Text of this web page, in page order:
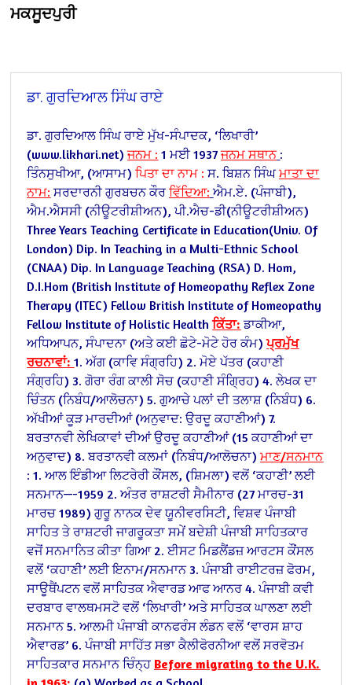
ਮਕਸੂਦਪੁਰੀ
ਡਾ. ਗੁਰਦਿਆਲ ਸਿੰਘ ਰਾਏ
ਡਾ. ਗੁਰਦਿਆਲ ਸਿੰਘ ਰਾਏ ਮੁੱਖ-ਸੰਪਾਦਕ, ‘ਲਿਖਾਰੀ’
(www.likhari.net) ਜਨਮ : 1 ਮਈ 1937 ਜਨਮ ਸਥਾਨ :
ਤਿੰਨਸੁਖੀਆ, (ਆਸਾਮ) ਪਿਤਾ ਦਾ ਨਾਮ : ਸ. ਬਿਸ਼ਨ ਸਿੰਘ ਮਾਤਾ ਦਾ
ਨਾਮ: ਸਰਦਾਰਨੀ ਗੁਰਬਚਨ ਕੌਰ ਵਿੱਦਿਆ: ਐਮ.ਏ. (ਪੰਜਾਬੀ),
ਐਮ.ਐਸਸੀ (ਨੀਊਟਰੀਸ਼ੀਅਨ), ਪੀ.ਐਚ-ਡੀ(ਨੀਊਟਰੀਸ਼ੀਅਨ)
Three Years Teaching Certificate in Education(Univ. Of
London) Dip. In Teaching in a Multi-Ethnic School
(CNAA) Dip. In Language Teaching (RSA) D. Hom,
D.I.Hom (British Institute of Homeopathy Reflex Zone
Therapy (ITEC) Fellow British Institute of Homeopathy
Fellow Institute of Holistic Health ਕਿੱਤਾ: ਡਾਕੀਆ,
ਅਧਿਆਪਨ, ਸੰਪਾਦਨਾ (ਅਤੇ ਕਈ ਛੋਟੇ-ਮੋਟੇ ਹੋਰ ਕੰਮ) ਪ੍ਰਮੁੱਖ
ਰਚਨਾਵਾਂ:1. ਅੱਗ (ਕਾਵਿ ਸੰਗ੍ਰਹਿ) 2. ਮੋਏ ਪੱਤਰ (ਕਹਾਣੀ
ਸੰਗ੍ਰਹਿ) 3. ਗੋਰਾ ਰੰਗ ਕਾਲੀ ਸੋਚ (ਕਹਾਣੀ ਸੰਗ੍ਰਿਹ) 4. ਲੇਖਕ ਦਾ
ਚਿੰਤਨ (ਨਿਬੰਧ/ਆਲੋਚਨਾ) 5. ਗੁਆਚੇ ਪਲਾਂ ਦੀ ਤਲਾਸ਼ (ਨਿਬੰਧ) 6.
ਅੱਖੀਆਂ ਕੂੜ ਮਾਰਦੀਆਂ (ਅਨੁਵਾਦ: ਉਰਦੂ ਕਹਾਣੀਆਂ) 7.
ਬਰਤਾਨਵੀ ਲੇਖਿਕਾਵਾਂ ਦੀਆਂ ਉਰਦੂ ਕਹਾਣੀਆਂ (15 ਕਹਾਣੀਆਂ ਦਾ
ਅਨੁਵਾਦ) 8. ਬਰਤਾਨਵੀ ਕਲਮਾਂ (ਨਿਬੰਧ/ਆਲੋਚਨਾ) ਮਾਣ/ਸਨਮਾਨ
: 1. ਆਲ ਇੰਡੀਆ ਲਿਟਰੇਰੀ ਕੌਂਸਲ, (ਸ਼ਿਮਲਾ) ਵਲੋਂ ‘ਕਹਾਣੀ’ ਲਈ
ਸਨਮਾਨ—-1959 2. ਅੰਤਰ ਰਾਸ਼ਟਰੀ ਸੈਮੀਨਾਰ (27 ਮਾਰਚ-31
ਮਾਰਚ 1989) ਗੁਰੂ ਨਾਨਕ ਦੇਵ ਯੂਨੀਵਰਸਿਟੀ, ਵਿਸ਼ਵ ਪੰਜਾਬੀ
ਸਾਹਿਤ ਤੇ ਰਾਸ਼ਟਰੀ ਜਾਗਰੂਕਤਾ ਸਮੇਂ ਬਦੇਸ਼ੀ ਪੰਜਾਬੀ ਸਾਹਿਤਕਾਰ
ਵਜੋਂ ਸਨਮਾਨਿਤ ਕੀਤਾ ਗਿਆ 2. ਈਸਟ ਮਿਡਲੈਂਡਜ਼ ਆਰਟਸ ਕੌਂਸਲ
ਵਲੋਂ ‘ਕਹਾਣੀ’ ਲਈ ਇਨਾਮ/ਸਨਮਾਨ 3. ਪੰਜਾਬੀ ਰਾਈਟਰਜ਼ ਫੋਰਮ,
ਸਾਊਥੈਂਪਟਨ ਵਲੋਂ ਸਾਹਿਤਕ ਐਵਾਰਡ ਆਫ ਆਨਰ 4. ਪੰਜਾਬੀ ਕਵੀ
ਦਰਬਾਰ ਵਾਲਥਮਸਟੋ ਵਲੋਂ ‘ਲਿਖਾਰੀ’ ਅਤੇ ਸਾਹਿਤਕ ਘਾਲਣਾ ਲਈ
ਸਨਮਾਨ 5. ਆਲਮੀ ਪੰਜਾਬੀ ਕਾਨਫਰੰਸ ਲੰਡਨ ਵਲੋਂ ‘ਵਾਰਸ ਸ਼ਾਹ
ਐਵਾਰਡ’ 6. ਪੰਜਾਬੀ ਸਾਹਿੱਤ ਸਭਾ ਕੈਲੀਫੋਰਨੀਆ ਵਲੋਂ ਸਰਵੋਤਮ
ਸਾਹਿਤਕਾਰ ਸਨਮਾਨ ਚਿੰਨ੍ਹ Before migrating to the U.K.